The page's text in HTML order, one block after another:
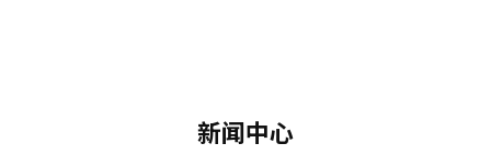
新闻中心